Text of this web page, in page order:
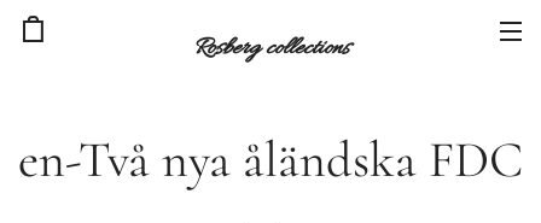
Rosberg collections
en-Två nya åländska FDC